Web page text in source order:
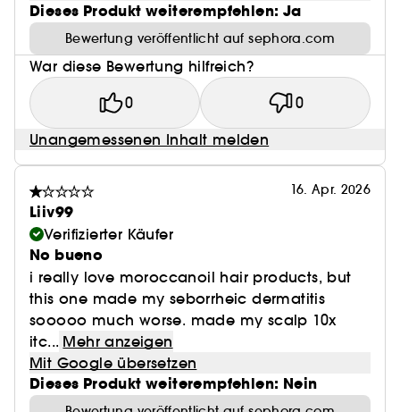
Dieses Produkt weiterempfehlen: Ja
Bewertung veröffentlicht auf sephora.com
War diese Bewertung hilfreich?
0 0
Unangemessenen Inhalt melden
16. Apr. 2026
Liiv99
Verifizierter Käufer
No bueno
i really love moroccanoil hair products, but
this one made my seborrheic dermatitis
sooooo much worse. made my scalp 10x
itc... Mehr anzeigen
Mit Google übersetzen
Dieses Produkt weiterempfehlen: Nein